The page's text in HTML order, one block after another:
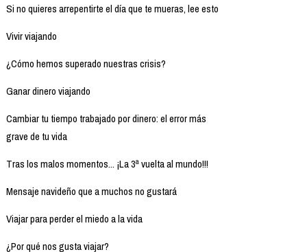
Si no quieres arrepentirte el día que te mueras, lee esto
Vivir viajando
¿Cómo hemos superado nuestras crisis?
Ganar dinero viajando
Cambiar tu tiempo trabajado por dinero: el error más
grave de tu vida
Tras los malos momentos... ¡La 3ª vuelta al mundo!!!
Mensaje navideño que a muchos no gustará
Viajar para perder el miedo a la vida
¿Por qué nos gusta viajar?